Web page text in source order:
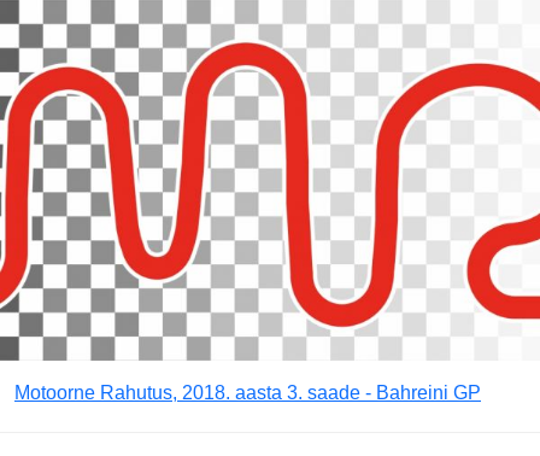
Motoorne Rahutus, 2018. aasta 3. saade - Bahreini GP